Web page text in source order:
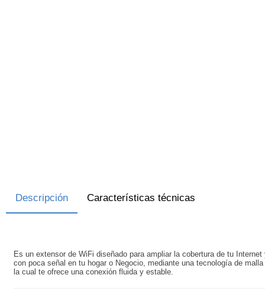
Descripción Características técnicas
Es un extensor de WiFi diseñado para ampliar la cobertura de tu
con poca señal en tu hogar o Negocio, mediante una tecnología de
la cual te ofrece una conexión fluida y estable.